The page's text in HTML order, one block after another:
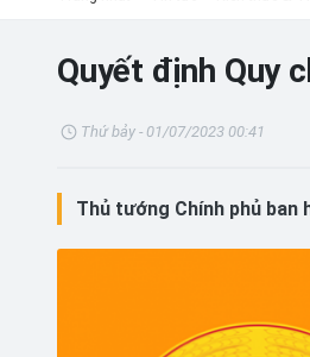
Quyết định Quy
Thứ bảy - 01/07/2023 00:41
Thủ tướng Chính phủ ban